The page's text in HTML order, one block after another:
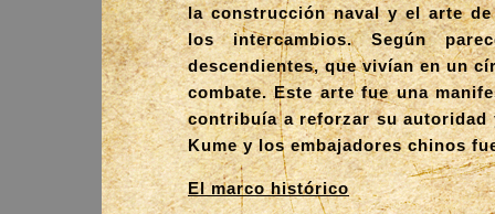
la construcción naval y el arte
los intercambios. Según
descendientes, que vivían en un
combate. Este arte fue una
contribuía a reforzar su autoridad
Kume y los embajadores chinos
El marco histórico